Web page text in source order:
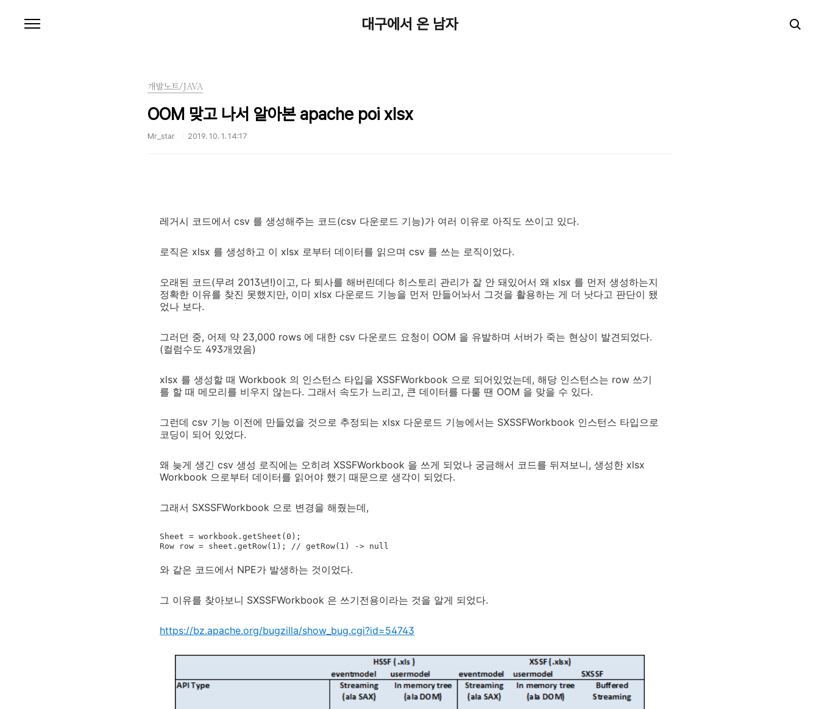
대구에서 온 남자
개발노트/JAVA
OOM 맞고 나서 알아본 apache poi xlsx
Mr_star 2019. 10. 1. 14:17
레거시 코드에서 csv 를 생성해주는 코드(csv 다운로드 기능)가 여러 이유로 아직도 쓰이고 있다.
로직은 xlsx 를 생성하고 이 xlsx 로부터 데이터를 읽으며 csv 를 쓰는 로직이었다.
오래된 코드(무려 2013년!)이고, 다 퇴사를 해버린데다 히스토리 관리가 잘 안 돼있어서 왜 xlsx 를 먼저 생성하는지
정확한 이유를 찾진 못했지만, 이미 xlsx 다운로드 기능을 먼저 만들어놔서 그것을 활용하는 게 더 낫다고 판단이 됐
었나 보다.
그러던 중, 어제 약 23,000 rows 에 대한 csv 다운로드 요청이 OOM 을 유발하며 서버가 죽는 현상이 발견되었다.
(컬럼수도 493개였음)
xlsx 를 생성할 때 Workbook 의 인스턴스 타입을 XSSFWorkbook 으로 되어있었는데, 해당 인스턴스는 row 쓰기
를 할 때 메모리를 비우지 않는다. 그래서 속도가 느리고, 큰 데이터를 다룰 땐 OOM 을 맞을 수 있다.
그런데 csv 기능 이전에 만들었을 것으로 추정되는 xlsx 다운로드 기능에서는 SXSSFWorkbook 인스턴스 타입으로
코딩이 되어 있었다.
왜 늦게 생긴 csv 생성 로직에는 오히려 XSSFWorkbook 을 쓰게 되었나 궁금해서 코드를 뒤져보니, 생성한 xlsx
Workbook 으로부터 데이터를 읽어야 했기 때문으로 생각이 되었다.
그래서 SXSSFWorkbook 으로 변경을 해줬는데,
Sheet = workbook.getSheet(0);
Row row = sheet.getRow(1); // getRow(1) -> null
와 같은 코드에서 NPE가 발생하는 것이었다.
그 이유를 찾아보니 SXSSFWorkbook 은 쓰기전용이라는 것을 알게 되었다.
https://bz.apache.org/bugzilla/show_bug.cgi?id=54743